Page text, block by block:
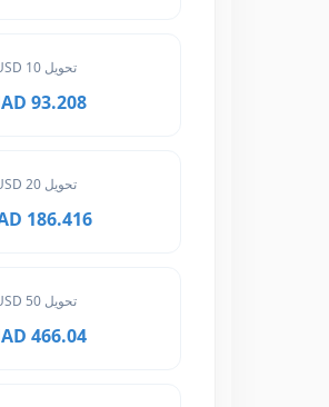
93.208 MAD
186.416 MAD
466.04 MAD